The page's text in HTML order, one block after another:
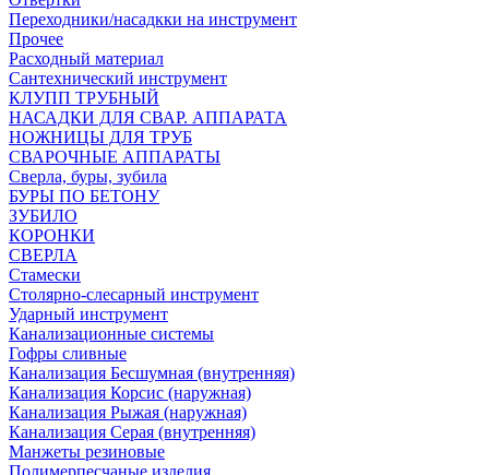
Переходники/насадкки на инструмент
Прочее
Расходный материал
Сантехнический инструмент
КЛУПП ТРУБНЫЙ
НАСАДКИ ДЛЯ СВАР. АППАРАТА
НОЖНИЦЫ ДЛЯ ТРУБ
СВАРОЧНЫЕ АППАРАТЫ
Сверла, буры, зубила
БУРЫ ПО БЕТОНУ
ЗУБИЛО
КОРОНКИ
СВЕРЛА
Стамески
Столярно-слесарный инструмент
Ударный инструмент
Канализационные системы
Гофры сливные
Канализация Бесшумная (внутренняя)
Канализация Корсис (наружная)
Канализация Рыжая (наружная)
Канализация Серая (внутренняя)
Манжеты резиновые
Полимерпесчаные изделия